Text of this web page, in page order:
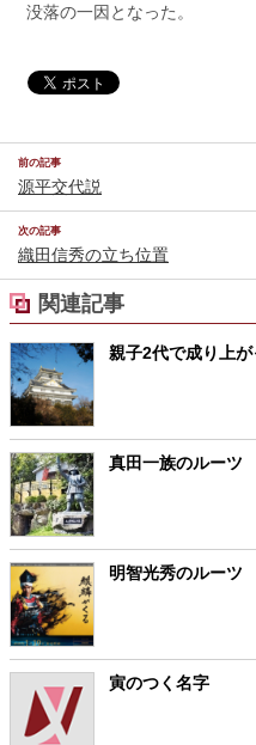
没落の一因となった。
前の記事
源平交代説
次の記事
織田信秀の立ち位置
関連記事
親子2代で成り上
真田一族のルーツ
明智光秀のルーツ
寅のつく名字